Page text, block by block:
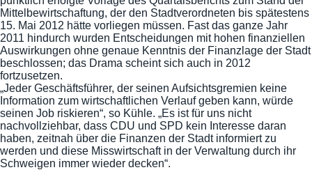
Mittelbewirtschaftung, der den Stadtverordneten bis spätestens
15. Mai 2012 hätte vorliegen müssen. Fast das ganze Jahr
2011 hindurch wurden Entscheidungen mit hohen finanziellen
Auswirkungen ohne genaue Kenntnis der Finanzlage der Stadt
beschlossen; das Drama scheint sich auch in 2012
fortzusetzen.
„Jeder Geschäftsführer, der seinen Aufsichtsgremien keine
Information zum wirtschaftlichen Verlauf geben kann, würde
seinen Job riskieren“, so Kühle. „Es ist für uns nicht
nachvollziehbar, dass CDU und SPD kein Interesse daran
haben, zeitnah über die Finanzen der Stadt informiert zu
werden und diese Misswirtschaft in der Verwaltung durch ihr
Schweigen immer wieder decken“.